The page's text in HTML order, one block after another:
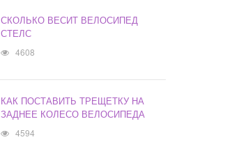
СКОЛЬКО ВЕСИТ ВЕЛОСИПЕД
СТЕЛС
4608
КАК ПОСТАВИТЬ ТРЕЩЕТКУ НА
ЗАДНЕЕ КОЛЕСО ВЕЛОСИПЕДА
4594